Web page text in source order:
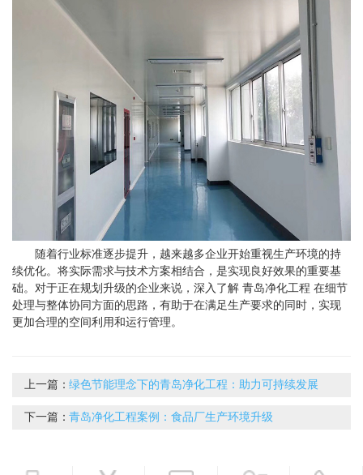
随着行业标准逐步提升，越来越多企业开始重视生产环境的持
续优化。将实际需求与技术方案相结合，是实现良好效果的重要基
础。对于正在规划升级的企业来说，深入了解 青岛净化工程 在细节
处理与整体协同方面的思路，有助于在满足生产要求的同时，实现
更加合理的空间利用和运行管理。
上一篇：绿色节能理念下的青岛净化工程：助力可持续发展
下一篇：青岛净化工程案例：食品厂生产环境升级